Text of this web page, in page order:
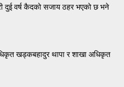
दुई वर्ष कैदको सजाय ठहर भएको छ भने
खड्कबहादुर थापा र शाखा अधिकृत